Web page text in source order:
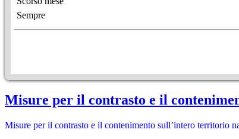
Sempre
Misure per il contrasto e il
Misure per il contrasto e il contenimento sull’intero territorio